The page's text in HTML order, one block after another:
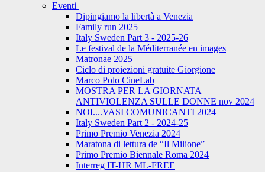
Eventi
Dipingiamo la libertà a Venezia
Family run 2025
Italy Sweden Part 3 - 2025-26
Le festival de la Méditerranée en images
Matronae 2025
Ciclo di proiezioni gratuite Giorgione
Marco Polo CineLab
MOSTRA PER LA GIORNATA
ANTIVIOLENZA SULLE DONNE nov 2024
NOI....VASI COMUNICANTI 2024
Italy Sweden Part 2 - 2024-25
Primo Premio Venezia 2024
Maratona di lettura de “Il Milione”
Primo Premio Biennale Roma 2024
Interreg IT-HR ML-FREE